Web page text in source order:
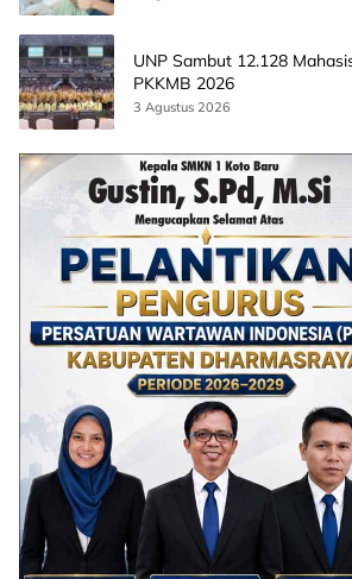
UNP Sambut 12.128
PKKMB 2026
3 Agustus 2026